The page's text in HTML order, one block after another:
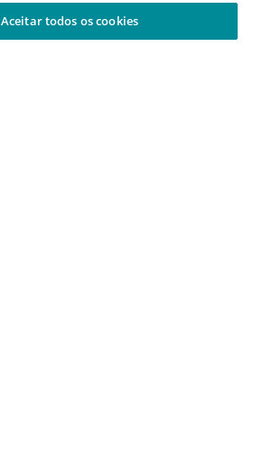
Aceitar todos os cookies